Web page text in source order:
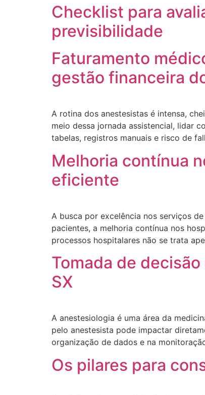
Checklist para
previsibilidade
Faturamento
gestão financeira
A rotina dos anestesistas é intensa,
meio dessa jornada assistencial, lidar
tabelas, registros manuais e risco de
Melhoria contínua
eficiente
A busca por excelência nos serviços
pacientes, a melhoria contínua nos
processos hospitalares não se trata
Tomada de
SX
A anestesiologia é uma área da
pelo anestesista pode impactar
organização de dados e na
Os pilares para